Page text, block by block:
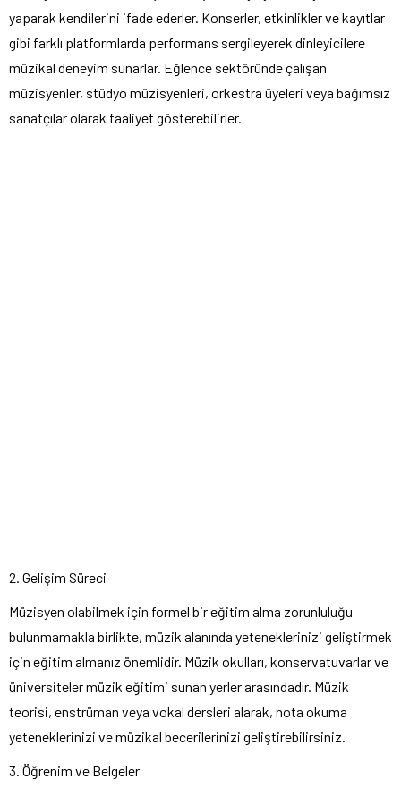
yaparak kendilerini ifade ederler. Konserler, etkinlikler ve kayıtlar
gibi farklı platformlarda performans sergileyerek dinleyicilere
müzikal deneyim sunarlar. Eğlence sektöründe çalışan
müzisyenler, stüdyo müzisyenleri, orkestra üyeleri veya bağımsız
sanatçılar olarak faaliyet gösterebilirler.
2. Gelişim Süreci
Müzisyen olabilmek için formel bir eğitim alma zorunluluğu
bulunmamakla birlikte, müzik alanında yeteneklerinizi geliştirmek
için eğitim almanız önemlidir. Müzik okulları, konservatuvarlar ve
üniversiteler müzik eğitimi sunan yerler arasındadır. Müzik
teorisi, enstrüman veya vokal dersleri alarak, nota okuma
yeteneklerinizi ve müzikal becerilerinizi geliştirebilirsiniz.
3. Öğrenim ve Belgeler